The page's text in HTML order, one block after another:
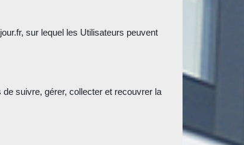
sur lequel les Utilisateurs peuvent
suivre, gérer, collecter et recouvrer la